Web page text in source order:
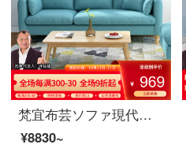
梵宜布芸ソファ現代簡単北欧スタイルの小戸型三人の貴妃の居間ソファセットセット家具【ラテックスタイプ】三人位+貴妃が913項を踏む
¥8830~